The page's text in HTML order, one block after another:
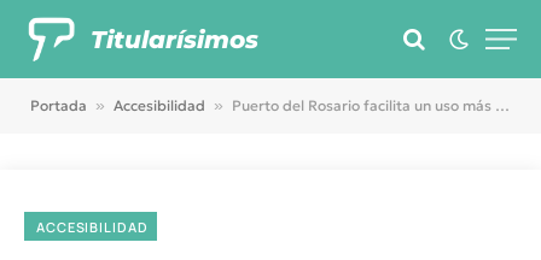
Titularísimos
Portada » Accesibilidad » Puerto del Rosario facilita un uso más cómodo y accesible en las playas de Los Pozos y de Puerto Lajas
ACCESIBILIDAD